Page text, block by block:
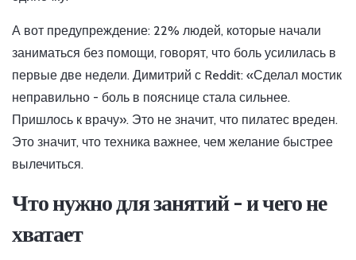
А вот предупреждение: 22% людей, которые начали
заниматься без помощи, говорят, что боль усилилась в
первые две недели. Димитрий с Reddit: «Сделал мостик
неправильно - боль в пояснице стала сильнее.
Пришлось к врачу». Это не значит, что пилатес вреден.
Это значит, что техника важнее, чем желание быстрее
вылечиться.
Что нужно для занятий - и чего не
хватает